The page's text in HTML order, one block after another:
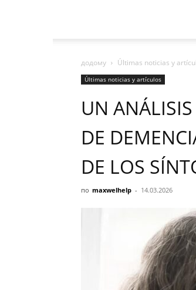
додому Últimas noticias y
Últimas noticias y artículos
UN
DE
DE LOS
по maxwelhelp - 14.03.2026